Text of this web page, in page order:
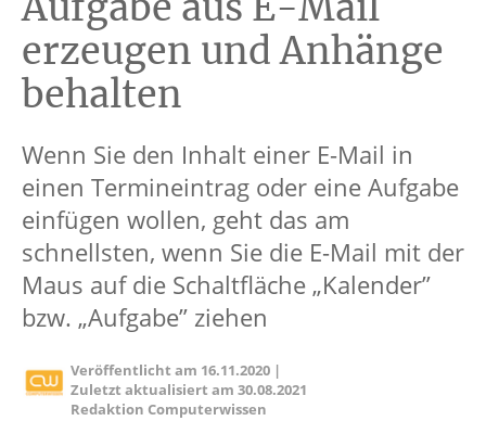
erzeugen und Anhänge
behalten
Wenn Sie den Inhalt einer E-Mail in
einen Termineintrag oder eine Aufgabe
einfügen wollen, geht das am
schnellsten, wenn Sie die E-Mail mit der
Maus auf die Schaltfläche „Kalender”
bzw. „Aufgabe” ziehen
Veröffentlicht am 16.11.2020 |
Zuletzt aktualisiert am30.08.2021
Redaktion Computerwissen